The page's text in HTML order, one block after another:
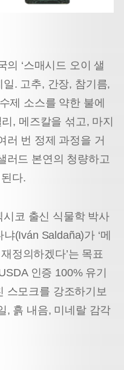
의 ‘스매시드 오이 샐
일. 고추, 간장, 참기름,
제 소스를 약한 불에
, 메즈칼을 섞고, 마지
러 번 정제 과정을 거
러드 본연의 청량하고
다.
시코 출신 식물학 박사
(Iván Saldaña)가 ‘메
정의하겠다’는 목표
인증 100% 유기
스모크를 강조하기보
, 흙 내음, 미네랄 감각